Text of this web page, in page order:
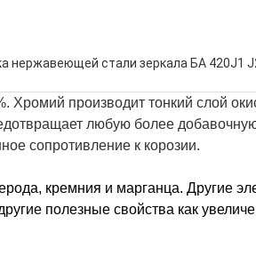
нержавеющей стали зеркала БА 420J1
производит тонкий слой
любую более
сопротивление к корозии.
кремния и марганца. Другие
полезные свойства как